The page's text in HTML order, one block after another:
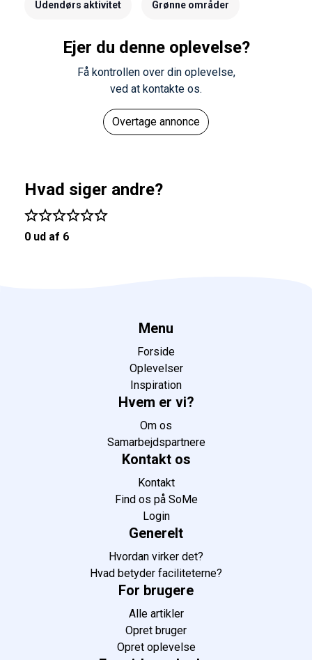
Udendørs aktivitet Grønne områder
Ejer du denne oplevelse?
Få kontrollen over din oplevelse,
ved at kontakte os.
Overtage annonce
Hvad siger andre?
0 ud af 6
Menu
Forside
Oplevelser
Inspiration
Hvem er vi?
Om os
Samarbejdspartnere
Kontakt os
Kontakt
Find os på SoMe
Login
Generelt
Hvordan virker det?
Hvad betyder faciliteterne?
For brugere
Alle artikler
Opret bruger
Opret oplevelse